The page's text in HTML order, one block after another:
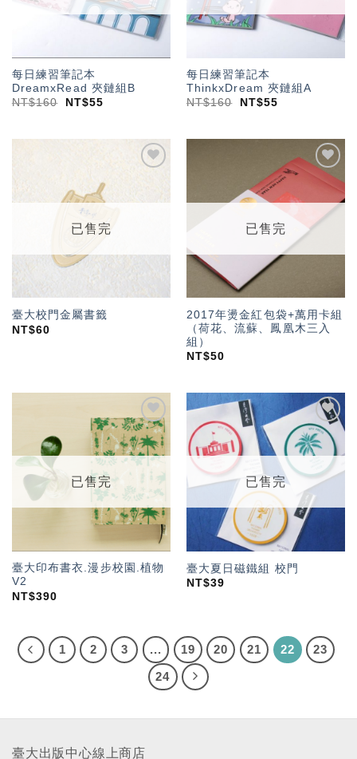
每日練習筆記本
DreamxRead 夾鏈組B
NT$160 NT$55
每日練習筆記本
ThinkxDream 夾鏈組A
NT$160 NT$55
望輕
已售完
臺大校門金屬書籤
NT$60
加入
「願
望輕
單」
已售完
2017年燙金紅包袋+萬用卡組
（荷花、流蘇、鳳凰木三入
組）
NT$50
加入
「願
望輕
單」
已售完
臺大印布書衣.漫步校園.植物
V2
NT$390
加入
「願
望輕
單」
已售完
臺大夏日磁鐵組 校門
NT$39
1 2 3 ... 19 20 21 22
23
24
臺大出版中心線上商店